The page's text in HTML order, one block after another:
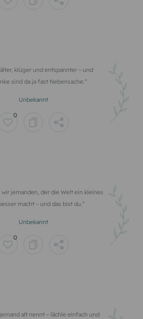
klüger und entspannter – und
sind da ja fast Nebensache.
Unbekannt
0
jemanden, der die Welt ein kleines
macht – und das bist du.
Unbekannt
0
alt nennt – lächle einfach und